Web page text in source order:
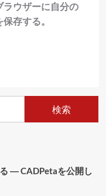
ラウザーに自分の
存する。
― CADPetaを公開し